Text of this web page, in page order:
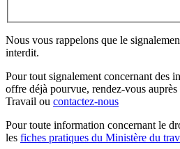
Nous vous rappelons que le
interdit.
Pour tout signalement concernant des
offre déjà pourvue, rendez-vous
Travail ou contactez-nous
Pour toute information concernant le
les fiches pratiques du Ministère du